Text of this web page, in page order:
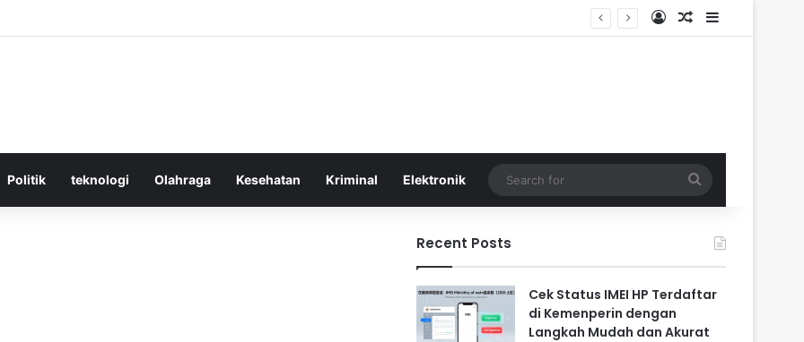
Log InRandom Article
Sidebar
Politik teknologi Olahraga Kesehatan Kriminal Elektronik
for
Recent Posts
Cek Status IMEI HP Terdaftar
di Kemenperin dengan
Langkah Mudah dan Akurat